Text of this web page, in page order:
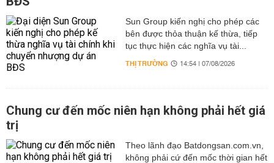
Sun Group kiến nghị cho phép các
bên được thỏa thuận kế thừa, tiếp
tục thực hiện các nghĩa vụ tài...
THỊ TRƯỜNG 14:54 | 07/08/2026
Chung cư đến mốc niên hạn không phải hết giá
trị
Theo lãnh đạo Batdongsan.com.vn,
không phải cứ đến mốc thời gian hết